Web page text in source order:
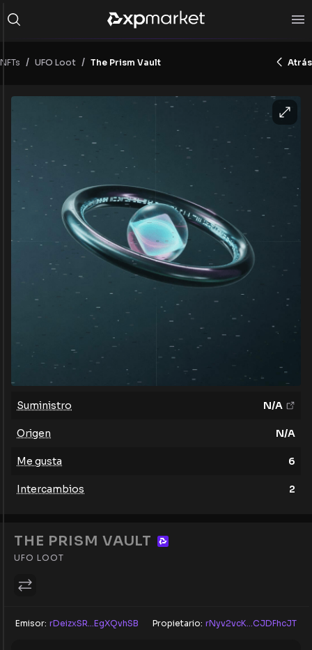
NFTs / UFO Loot / The Prism Vault Atrás
Suministro N/A
Origen N/A
Me gusta 6
Intercambios 2
THE PRISM VAULT
UFO LOOT
Emisor: rDeizxSR...EgXQvhSB Propietario: rNyv2vcK...CJDFhcJT